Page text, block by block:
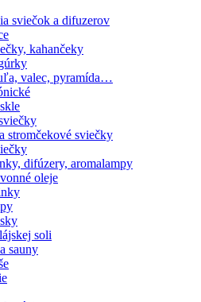
sviečok a difuzerov
kahančeky
valec, pyramída…
stromčekové sviečky
difúzery, aromalampy
oleje
soli
sauny